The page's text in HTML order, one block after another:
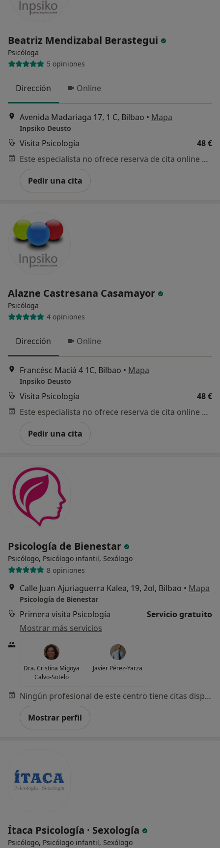
Beatriz Mendizabal Berastegui
Psicóloga
5 opiniones
Dirección Online
Avenida Madariaga 17, 1 C, Bilbao • Mapa
Inpsiko Deusto
Visita Psicología
48 €
Este especialista no ofrece reserva de cita online en esta dirección.
Pedir una cita
Alazne Castresana Casamayor
Psicóloga
4 opiniones
Dirección Online
Francésc Maciá 4 1C, Bilbao • Mapa
Inpsiko Deusto
Visita Psicología
48 €
Este especialista no ofrece reserva de cita online en esta dirección.
Pedir una cita
Psicología de Bienestar
Psicólogo, Psicólogo infantil, Sexólogo
8 opiniones
Calle Juan Ajuriaguerra Kalea, 19, 2ol, Bilbao • Mapa
Psicología de Bienestar
Primera visita Psicología
Servicio gratuito
Mostrar más servicios
Dra. Cristina Migoya
Calvo-Sotelo
Javier Pérez-Yarza
Ningún profesional de este centro tiene citas disponibles
Mostrar perfil
Ítaca Psicología · Sexología
Psicólogo, Psicólogo infantil, Sexólogo
No, y no confío en ello